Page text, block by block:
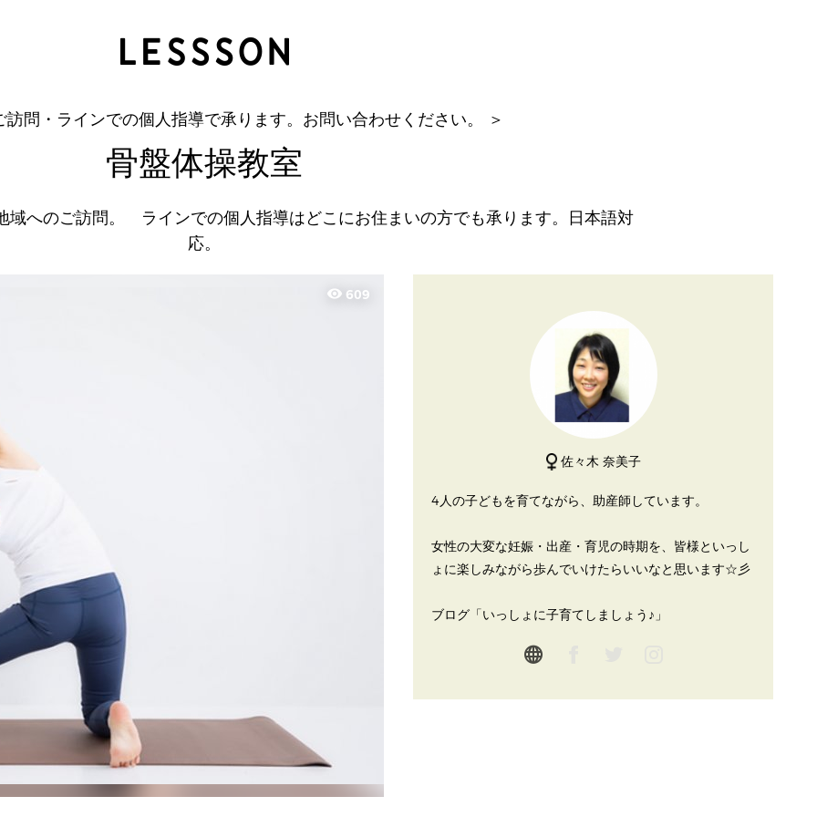
訪問・ラインでの個人指導で承ります。お問い合わせください。 ＞
骨盤体操教室
域へのご訪問。 ラインでの個人指導はどこにお住まいの方でも承ります。日本語対
応。
visibility 609
佐々木 奈美子
4人の子どもを育てながら、助産師しています。
女性の大変な妊娠・出産・育児の時期を、皆様といっし
ょに楽しみながら歩んでいけたらいいなと思います☆彡
ブログ「いっしょに子育てしましょう♪」